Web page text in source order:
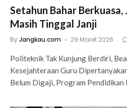
Setahun Bahar
Masih Tinggal Janji
ByJangkau.com 29 Maret 2026
Politeknik Tak Kunjung Berdiri,
Kesejahteraan Guru
Belum Digaji, Program